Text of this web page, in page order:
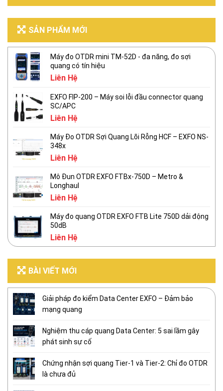
SẢN PHẨM MỚI
Máy đo OTDR mini TM-52D - đa năng, đo sợi
quang có tín hiệu
Liên Hệ
EXFO FIP-200 – Máy soi lỗi đầu connector quang
SC/APC
Liên Hệ
Máy Đo OTDR Sợi Quang Lõi Rỗng HCF – EXFO NS-
348x
Liên Hệ
Mô Đun OTDR EXFO FTBx-750D – Metro &
Longhaul
Liên Hệ
Máy đo quang OTDR EXFO FTB Lite 750D dải động
50dB
Liên Hệ
BÀI VIẾT MỚI
Giải pháp đo kiểm Data Center EXFO – Đảm bảo
mạng quang
Nghiệm thu cáp quang Data Center: 5 sai lầm gây
phát sinh sự cố
Chứng nhận sợi quang Tier-1 và Tier-2: Chỉ đo OTDR
là chưa đủ